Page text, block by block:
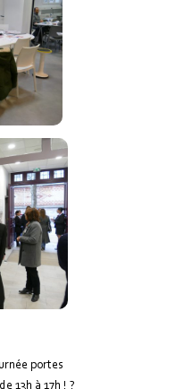
portes
13h à 17h ! ?